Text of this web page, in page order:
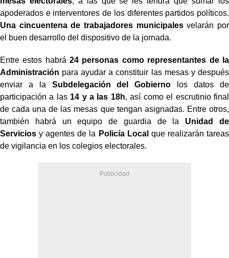
apoderados e interventores de los diferentes partidos políticos.
Una cincuentena de trabajadores municipalesvelarán por
el buen desarrollo del dispositivo de la jornada.
Entre estos habrá24 personas como representantes de la
Administración para ayudar a constituir las mesas y después
enviar a la Subdelegación del Gobierno los datos de
participación a las 14 y a las 18h, así como el escrutinio final
de cada una de las mesas que tengan asignadas. Entre otros,
también habrá un equipo de guardia de la Unidad de
Servicios y agentes de la Policía Local que realizarán tareas
de vigilancia en los colegios electorales.